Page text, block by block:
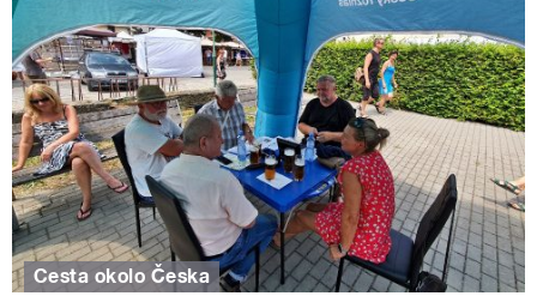
Cesta okolo Česka